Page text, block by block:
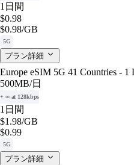
1日間
$0.98
$0.98/GB
5G
プラン詳細
Europe eSIM 5G 41 Countries -
500MB/日
+ ∞ at 128kbps
1日間
$1.98/GB
$0.99
5G
プラン詳細